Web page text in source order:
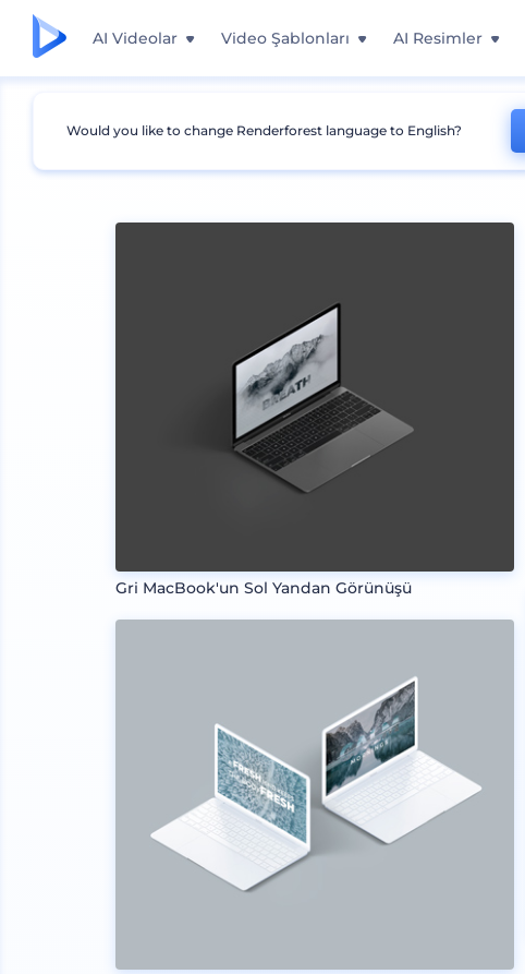
AI Videolar Video Şablonları AI Resimler
Mockuplar Cihazlar Laptop Mockup
Gri MacBook'un Sol Yandan Görünüşü
Would you like to change Renderforest language to English?